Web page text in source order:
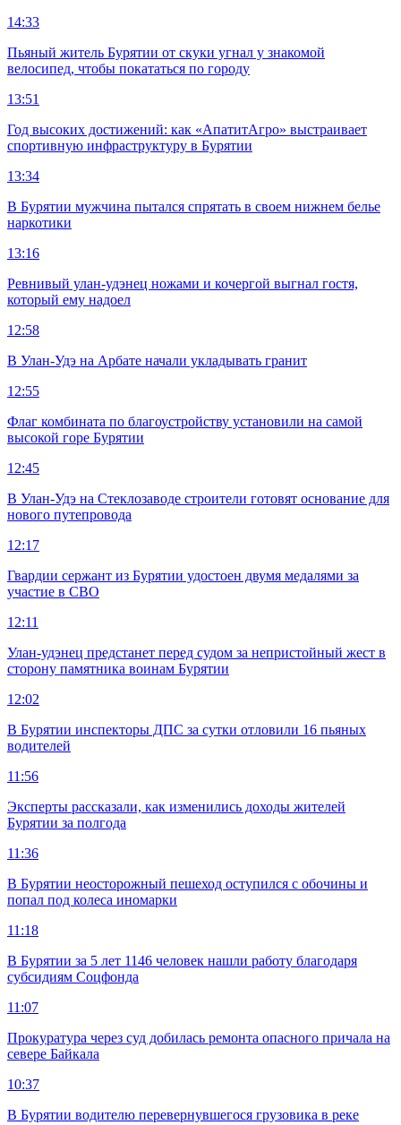
14:33
Пьяный житель Бурятии от скуки угнал у знакомой
велосипед, чтобы покататься по городу
13:51
Год высоких достижений: как «АпатитАгро» выстраивает
спортивную инфраструктуру в Бурятии
13:34
В Бурятии мужчина пытался спрятать в своем нижнем белье
наркотики
13:16
Ревнивый улан-удэнец ножами и кочергой выгнал гостя,
который ему надоел
12:58
В Улан-Удэ на Арбате начали укладывать гранит
12:55
Флаг комбината по благоустройству установили на самой
высокой горе Бурятии
12:45
В Улан-Удэ на Стеклозаводе строители готовят основание для
нового путепровода
12:17
Гвардии сержант из Бурятии удостоен двумя медалями за
участие в СВО
12:11
Улан-удэнец предстанет перед судом за непристойный жест в
сторону памятника воинам Бурятии
12:02
В Бурятии инспекторы ДПС за сутки отловили 16 пьяных
водителей
11:56
Эксперты рассказали, как изменились доходы жителей
Бурятии за полгода
11:36
В Бурятии неосторожный пешеход оступился с обочины и
попал под колеса иномарки
11:18
В Бурятии за 5 лет 1146 человек нашли работу благодаря
субсидиям Соцфонда
11:07
Прокуратура через суд добилась ремонта опасного причала на
севере Байкала
10:37
В Бурятии водителю перевернувшегося грузовика в реке